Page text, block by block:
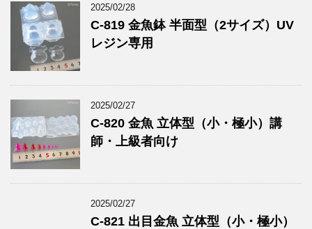
2025/02/28
C-819 金魚鉢 半面型（2サイズ）UV
レジン専用
2025/02/27
C-820 金魚 立体型（小・極小）講
師・上級者向け
2025/02/27
C-821 出目金魚 立体型（小・極小）